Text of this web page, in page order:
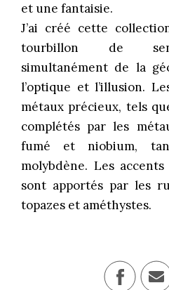
et une fantaisie.
J’ai créé cette
tourbillon de
simultanément de la
l’optique et l’illusion.
métaux précieux, tels
complétés par les
fumé et niobium,
molybdène. Les
sont apportés par les
topazes et améthystes.